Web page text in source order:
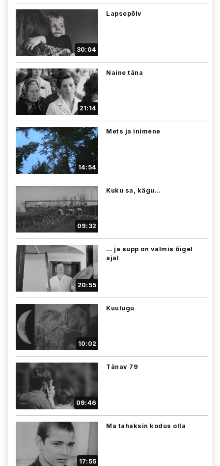
30:04
Lapsepõlv
21:14
Naine täna
14:54
Mets ja inimene
09:32
Kuku sa, kägu…
20:55
… ja supp on valmis õigel
ajal
10:02
Kuulugu
09:46
Tänav 79
17:55
Ma tahaksin kodus olla